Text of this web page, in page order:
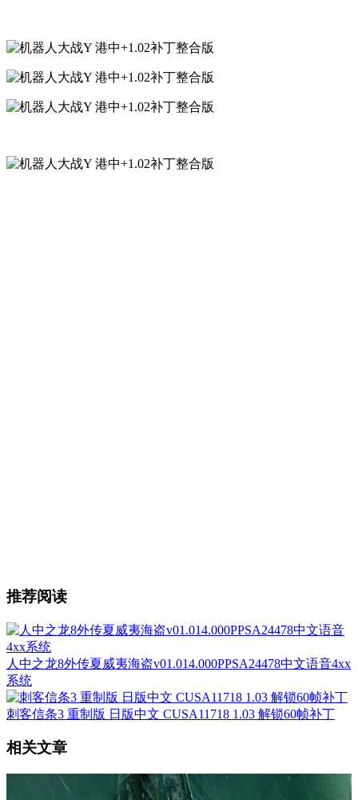
推荐阅读
人中之龙8外传夏威夷海盗v01.014.000PPSA24478中文语音4xx
系统
刺客信条3 重制版 日版中文 CUSA11718 1.03 解锁60帧补丁
相关文章